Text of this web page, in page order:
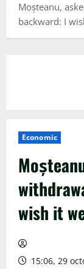
Moșteanu,
backward: I
Economic
wish it
15:06, 29